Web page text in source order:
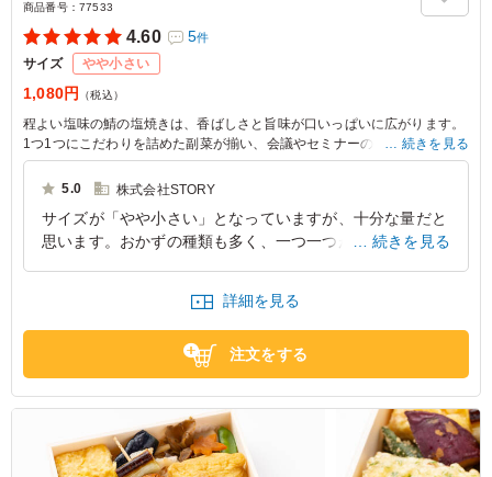
商品番号： 77533
4.60 5件
サイズ やや小さい
1,080円 （税込）
程よい塩味の鯖の塩焼きは、香ばしさと旨味が口いっぱいに広がります。
1つ1つにこだわりを詰めた副菜が揃い、会議やセミナーのランチにおすす
めです。おもてなしにも喜ばれる一品です。
続きを見る
5.0 株式会社STORY
サイズが「やや小さい」となっていますが、十分な量だと
思います。おかずの種類も多く、一つ一つが丁寧で優しい
東京都渋谷区千駄ヶ谷2026/01/27
続きを見る
詳細を見る
注文をする